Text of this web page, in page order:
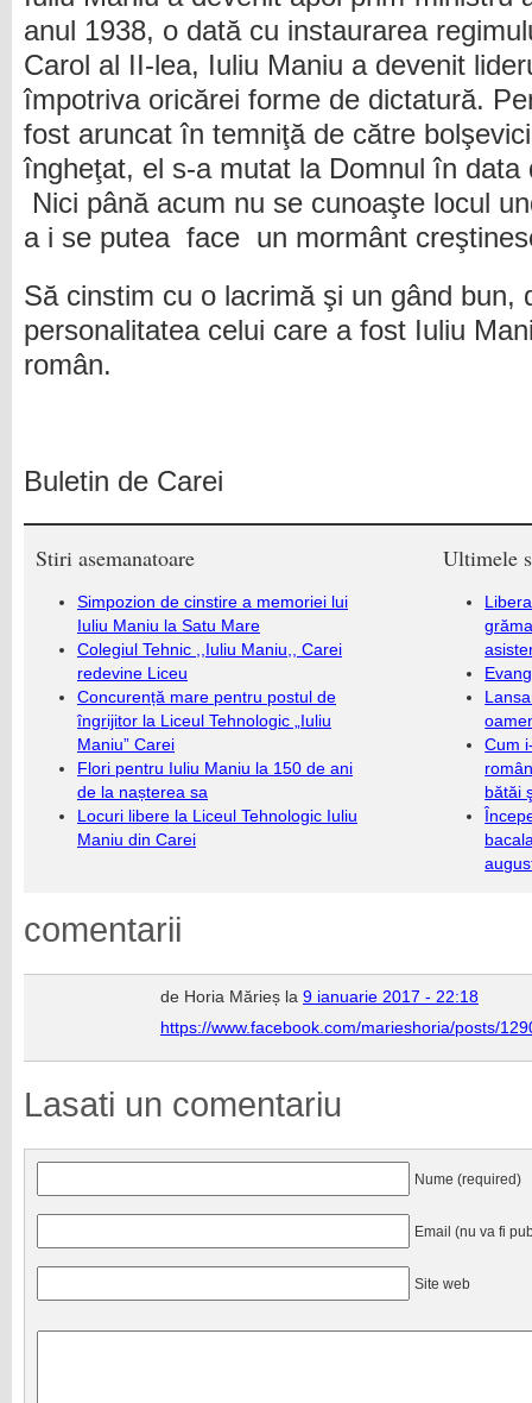
anul 1938, o dată cu instaurarea
Carol al II-lea, Iuliu Maniu a devenit
împotriva oricărei forme de dictatură.
fost aruncat în temniţă de către
îngheţat, el s-a mutat la Domnul în data
Nici până acum nu se cunoaşte locul
a i se putea face un mormânt
Să cinstim cu o lacrimă şi un gând bun,
personalitatea celui care a fost Iuliu
român.
Buletin de Carei
Stiri asemanatoare
Simpozion de cinstire a memoriei lui
Iuliu Maniu la Satu Mare
Colegiul Tehnic ,,Iuliu Maniu,, Carei
redevine Liceu
Concurență mare pentru postul de
îngrijitor la Liceul Tehnologic „Iuliu
Maniu” Carei
Flori pentru Iuliu Maniu la 150 de ani
de la nașterea sa
Locuri libere la Liceul Tehnologic Iuliu
Maniu din Carei
Ultimele
Cum
bătăi
comentarii
de Horia Mărieș la 9 ianuarie 2017 - 22:18
https://www.facebook.com/marieshoria/posts/
Lasati un comentariu
Nume (required)
Email (nu va fi
Site web